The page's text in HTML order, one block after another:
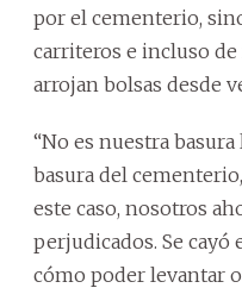
por el cementerio,
carriteros e incluso
arrojan bolsas desde
“No es nuestra
basura del
este caso, nosotros
perjudicados. Se
cómo poder levantar